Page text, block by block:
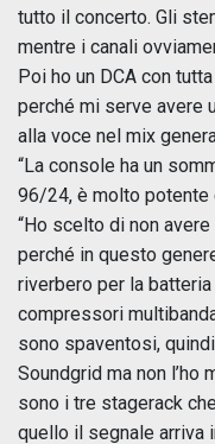
tutto il concerto. Gli
mentre i canali
Poi ho un DCA con
perché mi serve avere
alla voce nel mix
“La console ha un
96/24, è molto potente
“Ho scelto di non
perché in questo
riverbero per la
compressori
sono spaventosi,
Soundgrid ma non l’ho
sono i tre stagerack
quello il segnale arriva